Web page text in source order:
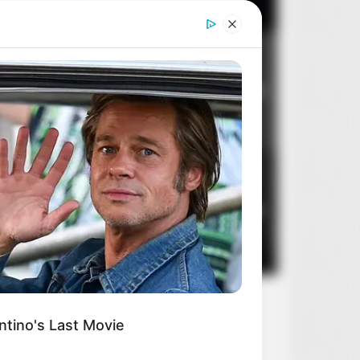
2
Dom dobry
14 sierpnia 2026
3
Stan zagrożenia
10 sierpnia 2026
Last Movie
Who Are In Jail Right
You'll Be Surprised!